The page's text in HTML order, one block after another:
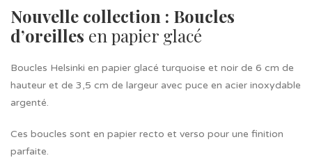
Nouvelle collection : Boucles
d’oreilles en papier glacé
Boucles Helsinki en papier glacé turquoise et noir de 6 cm de
hauteur et de 3,5 cm de largeur avec puce en acier inoxydable
argenté.
Ces boucles sont en papier recto et verso pour une finition
parfaite.